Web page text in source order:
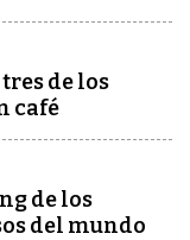
de los
café
de los
del mundo